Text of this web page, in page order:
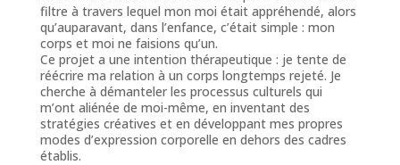
filtre à travers lequel mon moi était appréhendé, alors
qu’auparavant, dans l’enfance, c’était simple : mon
corps et moi ne faisions qu’un.
Ce projet a une intention thérapeutique : je tente de
réécrire ma relation à un corps longtemps rejeté. Je
cherche à démanteler les processus culturels qui
m’ont aliénée de moi-même, en inventant des
stratégies créatives et en développant mes propres
modes d’expression corporelle en dehors des cadres
établis.